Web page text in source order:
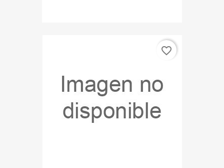
favorite_border